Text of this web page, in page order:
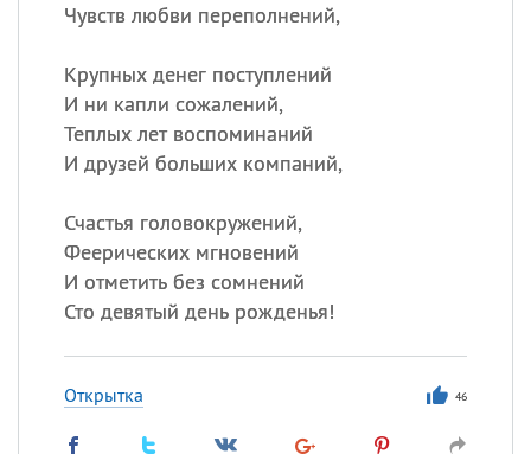
Чувств любви переполнений,
Крупных денег поступлений
И ни капли сожалений,
Теплых лет воспоминаний
И друзей больших компаний,
Счастья головокружений,
Феерических мгновений
И отметить без сомнений
Сто девятый день рожденья!
Открытка 46